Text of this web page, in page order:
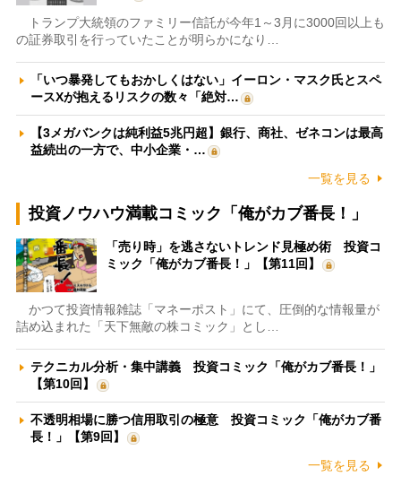
トランプ大統領のファミリー信託が今年1～3月に3000回以上も
の証券取引を行っていたことが明らかになり…
「いつ暴発してもおかしくはない」イーロン・マスク氏とスペ
ースXが抱えるリスクの数々「絶対…
【3メガバンクは純利益5兆円超】銀行、商社、ゼネコンは最高
益続出の一方で、中小企業・…
一覧を見る
投資ノウハウ満載コミック「俺がカブ番長！」
「売り時」を逃さないトレンド見極め術 投資コ
ミック「俺がカブ番長！」【第11回】
かつて投資情報雑誌「マネーポスト」にて、圧倒的な情報量が
詰め込まれた「天下無敵の株コミック」とし…
テクニカル分析・集中講義 投資コミック「俺がカブ番長！」
【第10回】
不透明相場に勝つ信用取引の極意 投資コミック「俺がカブ番
長！」【第9回】
一覧を見る